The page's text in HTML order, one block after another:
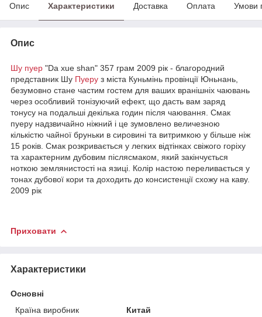
Опис Характеристики Доставка Оплата Умови
Опис
Шу пуер "Da xue shan" 357 грам 2009 рік - благородний
представник Шу Пуеру з міста Куньмінь провінції Юньнань,
безумовно стане частим гостем для ваших вранішніх чаювань
через особливий тонізуючий ефект, що дасть вам заряд
тонусу на подальші декілька годин після чаювання. Смак
пуеру надзвичайно ніжний і це зумовлено величезною
кількістю чайної бруньки в сировині та витримкою у більше ніж
15 років. Смак розкривається у легких відтінках свіжого горіху
та характерним дубовим післясмаком, який закінчується
ноткою землянистості на язиці. Колір настою переливається у
тонах дубової кори та доходить до консистенції схожу на каву.
2009 рік
Приховати
Характеристики
Основні
Країна виробник
Китай